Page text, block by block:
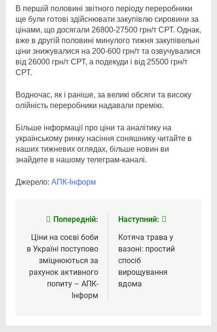
В першій половині звітного періоду переробники
ще були готові здійснювати закупівлю сировини за
цінами, що досягали 26800-27500 грн/т СРТ. Однак,
вже в другій половині минулого тижня закупівельні
ціни знижувалися на 200-600 грн/т та озвучувалися
від 26000 грн/т СРТ, а подекуди і від 25500 грн/т
СРТ.
Водночас, як і раніше, за великі обсяги та високу
олійність переробники надавали премію.
Більше інформації про ціни та аналітику на
українському ринку насіння соняшнику читайте в
наших тижневих оглядах, більше новин ви
знайдете в нашому телеграм-каналі.
Джерело: АПК-Інформ
Навігація
записів
Попередній:
Ціни на соєві боби
в Україні поступово
зміцнюються за
рахунок активного
попиту – АПК-
Інформ
Наступний:
Котяча трава у
вазоні: простий
спосіб
вирощування
вдома